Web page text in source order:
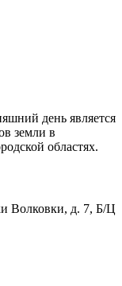
день является
земли в
областях.
Волковки, д. 7, Б/Ц